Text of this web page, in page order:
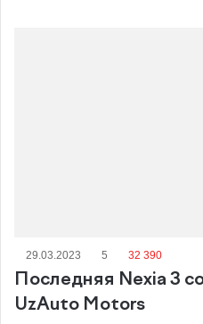
29.03.2023 5 32 390
Последняя Nexia 3
UzAuto Motors